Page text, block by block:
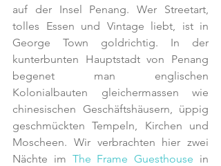
auf der Insel Penang. Wer Streetart,
tolles Essen und Vintage liebt, ist in
George Town goldrichtig. In der
kunterbunten Hauptstadt von Penang
begenet man englischen
Kolonialbauten gleichermassen wie
chinesischen Geschäftshäusern, üppig
geschmückten Tempeln, Kirchen und
Moscheen. Wir verbrachten hier zwei
Nächte im The Frame Guesthouse in